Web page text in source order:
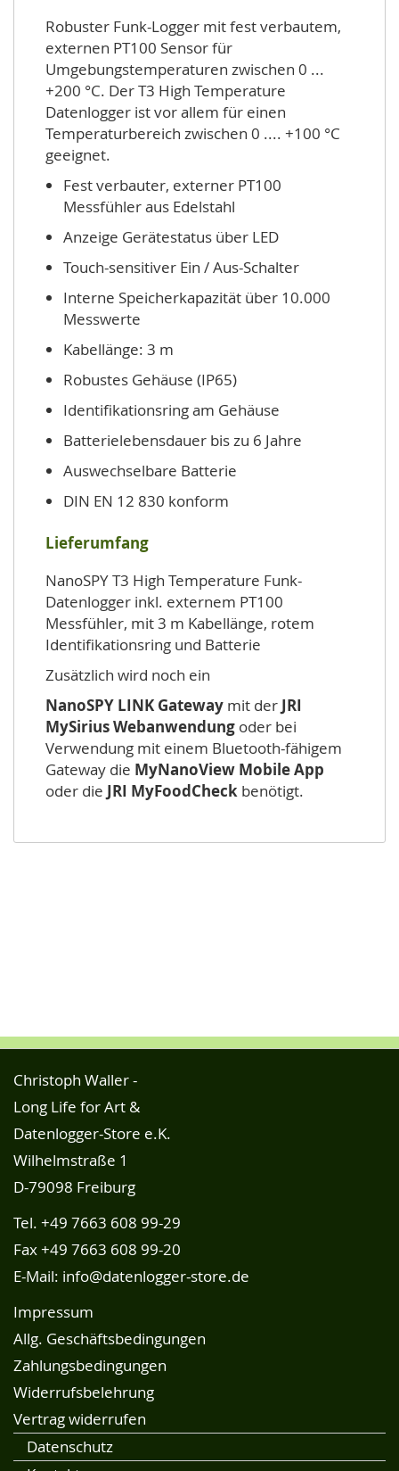
Robuster Funk-Logger mit fest verbautem,
externen PT100 Sensor für
Umgebungstemperaturen zwischen 0 ...
+200 °C. Der T3 High Temperature
Datenlogger ist vor allem für einen
Temperaturbereich zwischen 0 .... +100 °C
geeignet.
Fest verbauter, externer PT100
Messfühler aus Edelstahl
Anzeige Gerätestatus über LED
Touch-sensitiver Ein / Aus-Schalter
Interne Speicherkapazität über 10.000
Messwerte
Kabellänge: 3 m
Robustes Gehäuse (IP65)
Identifikationsring am Gehäuse
Batterielebensdauer bis zu 6 Jahre
Auswechselbare Batterie
DIN EN 12 830 konform
Lieferumfang
NanoSPY T3 High Temperature Funk-
Datenlogger inkl. externem PT100
Messfühler, mit 3 m Kabellänge, rotem
Identifikationsring und Batterie
Zusätzlich wird noch ein
NanoSPY LINK Gateway mit der JRI
MySirius Webanwendung oder bei
Verwendung mit einem Bluetooth-fähigem
Gateway die MyNanoView Mobile App
oder die JRI MyFoodCheck benötigt.
Christoph Waller -
Long Life for Art &
Datenlogger-Store e.K.
Wilhelmstraße 1
D-79098 Freiburg
Tel. +49 7663 608 99-29
Fax +49 7663 608 99-20
E-Mail: info@datenlogger-store.de
Impressum
Allg. Geschäftsbedingungen
Zahlungsbedingungen
Widerrufsbelehrung
Vertrag widerrufen
Datenschutz